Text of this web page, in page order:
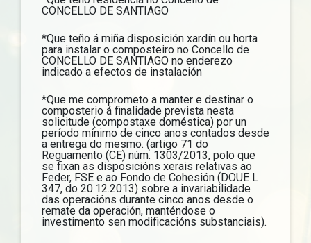
CONCELLO DE SANTIAGO
*Que teño á miña disposición xardín ou horta
para instalar o composteiro no Concello de
CONCELLO DE SANTIAGO no enderezo
indicado a efectos de instalación
*Que me comprometo a manter e destinar o
composterio á finalidade prevista nesta
solicitude (compostaxe doméstica) por un
período mínimo de cinco anos contados desde
a entrega do mesmo. (artigo 71 do
Reguamento (CE) núm. 1303/2013, polo que
se fixan as disposicións xerais relativas ao
Feder, FSE e ao Fondo de Cohesión (DOUE L
347, do 20.12.2013) sobre a invariabilidade
das operacións durante cinco anos desde o
remate da operación, manténdose o
investimento sen modificacións substanciais).